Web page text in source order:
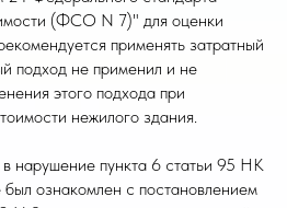
(ФСО N 7)" для оценки
применять затратный
подход не применил и не
этого подхода при
нежилого здания.
в нарушение пункта 6 статьи 95 НК
ознакомлен с постановлением